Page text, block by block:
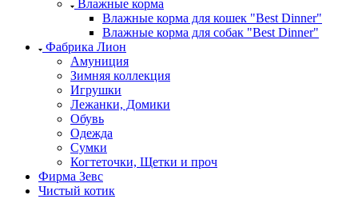
Влажные корма
Влажные корма для кошек "Best Dinner"
Влажные корма для собак "Best Dinner"
Фабрика Лион
Амуниция
Зимняя коллекция
Игрушки
Лежанки, Домики
Обувь
Одежда
Сумки
Когтеточки, Щетки и проч
Фирма Зевс
Чистый котик